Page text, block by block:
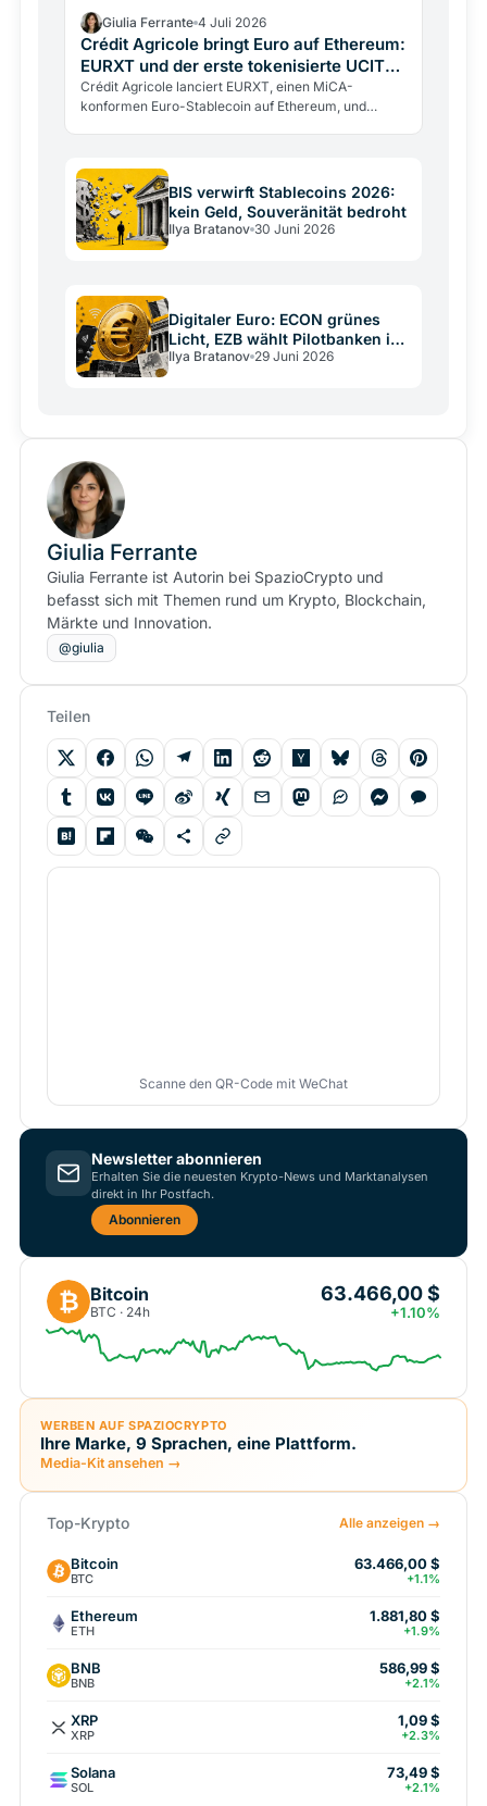
Giulia Ferrante 4 Juli 2026
Crédit Agricole bringt Euro auf Ethereum:
EURXT und der erste tokenisierte UCITS-
Fonds
Crédit Agricole lanciert EURXT, einen MiCA-
konformen Euro-Stablecoin auf Ethereum, und
BIS verwirft Stablecoins 2026:
kein Geld, Souveränität bedroht
Ilya Bratanov 30 Juni 2026
Digitaler Euro: ECON grünes
Licht, EZB wählt Pilotbanken im
Juli
Ilya Bratanov 29 Juni 2026
Giulia Ferrante
Giulia Ferrante ist Autorin bei SpazioCrypto und
befasst sich mit Themen rund um Krypto, Blockchain,
Märkte und Innovation.
@giulia
Teilen
Scanne den QR-Code mit WeChat
Newsletter abonnieren
Erhalten Sie die neuesten Krypto-News und Marktanalysen
direkt in Ihr Postfach.
Abonnieren
₿ Bitcoin
BTC · 24h
63.466,00 $
+1.10%
WERBEN AUF SPAZIOCRYPTO
Ihre Marke, 9 Sprachen, eine Plattform.
Media-Kit ansehen →
Top-Krypto Alle anzeigen →
Bitcoin
BTC
63.466,00 $
+1.1%
Ethereum
ETH
1.881,80 $
+1.9%
BNB
BNB
586,99 $
+2.1%
XRP
XRP
1,09 $
+2.3%
Solana
SOL
73,49 $
+2.1%